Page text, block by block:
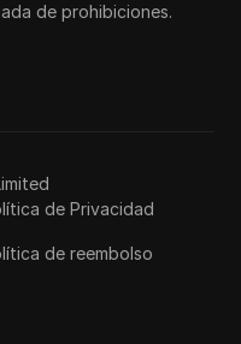
de prohibiciones.
de Privacidad
de reembolso